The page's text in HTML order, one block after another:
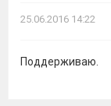
25.06.2016 14:22
Поддерживаю.